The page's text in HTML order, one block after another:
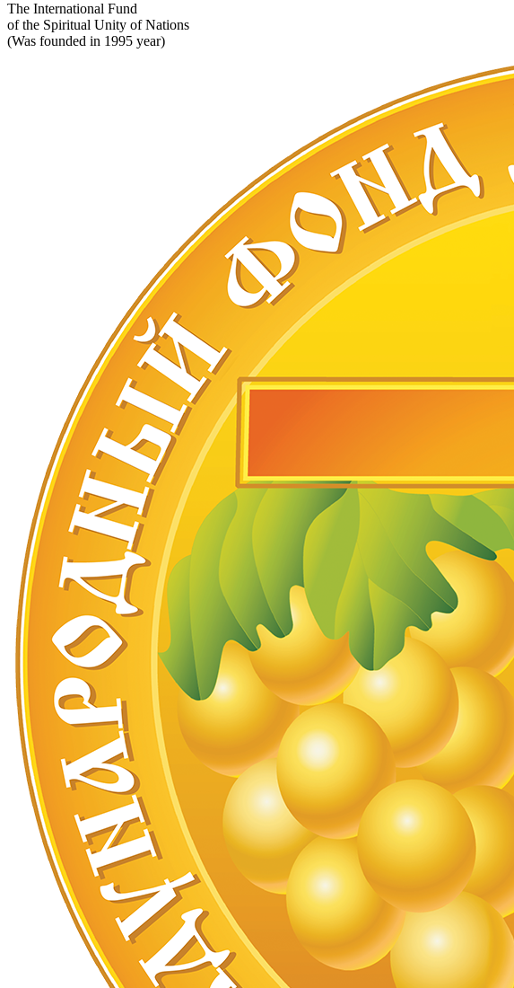
The International Fund
of the Spiritual Unity of Nations
(Was founded in 1995 year)